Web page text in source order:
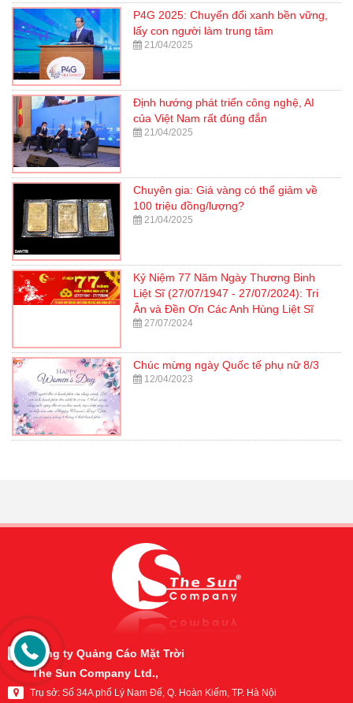
P4G 2025: Chuyển đổi xanh bền vững,
lấy con người làm trung tâm
21/04/2025
Định hướng phát triển công nghệ, AI
của Việt Nam rất đúng đắn
21/04/2025
Chuyên gia: Giá vàng có thể giảm về
100 triệu đồng/lượng?
21/04/2025
Kỷ Niệm 77 Năm Ngày Thương Binh
Liệt Sĩ (27/07/1947 - 27/07/2024): Tri
Ân và Đền Ơn Các Anh Hùng Liệt Sĩ
27/07/2024
Chúc mừng ngày Quốc tế phụ nữ 8/3
12/04/2023
Công ty Quảng Cáo Mặt Trời
The Sun Company Ltd.,
Trụ sở: Số 34A phố Lý Nam Đế, Q. Hoàn Kiếm, TP. Hà Nội